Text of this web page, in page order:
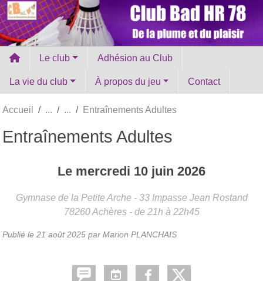
Le club Adhésion au Club
La vie du club À propos du jeu Contact
Accueil Entraînements Adultes
Entraînements Adultes
Le mercredi 10 juin 2026
Gymnase de la Petite Arche - 33 Impasse Jean Rostand
78260 Achères - de 21h à 22h45
Publié le 21 août 2025 par Marion PLANCHAIS
Panneau de gestion des cookies